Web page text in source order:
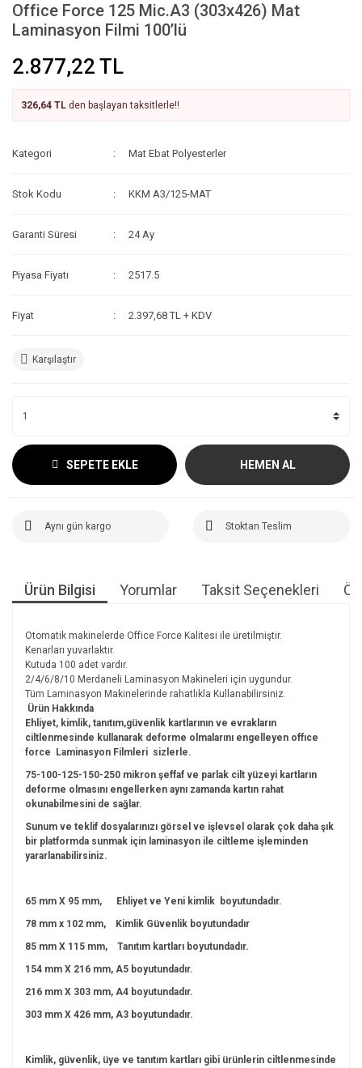
Office Force 125 Mic.A3 (303x426) Mat
Laminasyon Filmi 100’lü
2.877,22 TL
326,64 TL den başlayan taksitlerle!!
Kategori Mat Ebat Polyesterler
Stok Kodu KKM A3/125-MAT
Garanti Süresi 24 Ay
Piyasa Fiyatı 2517.5
Fiyat 2.397,68 TL + KDV
Karşılaştır
SEPETE EKLE HEMEN AL
Aynı gün kargo Stoktan Teslim
Ürün Bilgisi Yorumlar Taksit Seçenekleri
Otomatik makinelerde Office Force Kalitesi ile üretilmiştir.
Kenarları yuvarlaktır.
Kutuda 100 adet vardır.
2/4/6/8/10 Merdaneli Laminasyon Makineleri için uygundur.
Tüm Laminasyon Makinelerinde rahatlıkla Kullanabilirsiniz.
Ürün Hakkında
Ehliyet, kimlik, tanıtım,güvenlik kartlarının ve evrakların
ciltlenmesinde kullanarak deforme olmalarını engelleyen offıce
force Laminasyon Filmleri sizlerle.
75-100-125-150-250 mikron şeffaf ve parlak cilt yüzeyi kartların
deforme olmasını engellerken aynı zamanda kartın rahat
okunabilmesini de sağlar.
Sunum ve teklif dosyalarınızı görsel ve işlevsel olarak çok daha şık
bir platformda sunmak için laminasyon ile ciltleme işleminden
yararlanabilirsiniz.
65 mm X 95 mm, Ehliyet ve Yeni kimlik boyutundadır.
78 mm x 102 mm, Kimlik Güvenlik boyutundadır
85 mm X 115 mm, Tanıtım kartları boyutundadır.
154 mm X 216 mm, A5 boyutundadır.
216 mm X 303 mm, A4 boyutundadır.
303 mm X 426 mm, A3 boyutundadır.
Kimlik, güvenlik, üye ve tanıtım kartları gibi ürünlerin ciltlenmesinde